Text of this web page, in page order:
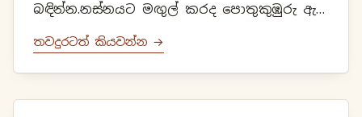
බඳින්න.නස්නයට මඟුල් කරද පොතුකුඹුරු ඇට
සමඟ නස්න කරන්න.ඊටමගොඩ කදුරු කොළ
පොත...
තවදුරටත් කියවන්න →